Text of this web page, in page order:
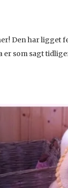
Den har ligget
er som sagt